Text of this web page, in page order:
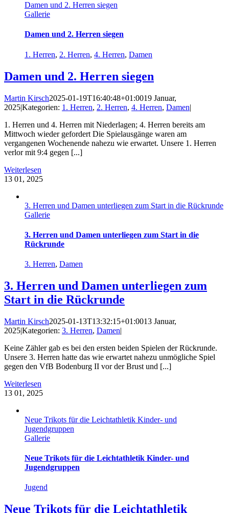
Damen und 2. Herren siegen
Gallerie
Damen und 2. Herren siegen
1. Herren, 2. Herren, 4. Herren, Damen
Damen und 2. Herren siegen
Martin Kirsch2025-01-19T16:40:48+01:0019 Januar,
2025|Kategorien: 1. Herren, 2. Herren, 4. Herren, Damen|
1. Herren und 4. Herren mit Niederlagen; 4. Herren bereits am
Mittwoch wieder gefordert Die Spielausgänge waren am
vergangenen Wochenende nahezu wie erwartet. Unsere 1. Herren
verlor mit 9:4 gegen [...]
Weiterlesen
13 01, 2025
3. Herren und Damen unterliegen zum Start in die Rückrunde
Gallerie
3. Herren und Damen unterliegen zum Start in die
Rückrunde
3. Herren, Damen
3. Herren und Damen unterliegen zum
Start in die Rückrunde
Martin Kirsch2025-01-13T13:32:15+01:0013 Januar,
2025|Kategorien: 3. Herren, Damen|
Keine Zähler gab es bei den ersten beiden Spielen der Rückrunde.
Unsere 3. Herren hatte das wie erwartet nahezu unmögliche Spiel
gegen den VfB Bodenburg II vor der Brust und [...]
Weiterlesen
13 01, 2025
Neue Trikots für die Leichtathletik Kinder- und
Jugendgruppen
Gallerie
Neue Trikots für die Leichtathletik Kinder- und
Jugendgruppen
Jugend
Neue Trikots für die Leichtathletik